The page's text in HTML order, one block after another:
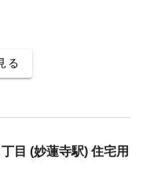
る
目 (妙蓮寺駅) 住宅用